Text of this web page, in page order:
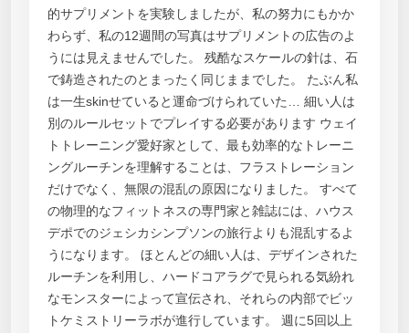
的サプリメントを実験しましたが、私の努力にもかか
わらず、私の12週間の写真はサプリメントの広告のよ
うには見えませんでした。 残酷なスケールの針は、石
で鋳造されたのとまったく同じままでした。 たぶん私
は一生skinせていると運命づけられていた… 細い人は
別のルールセットでプレイする必要があります ウェイ
トトレーニング愛好家として、最も効率的なトレーニ
ングルーチンを理解することは、フラストレーション
だけでなく、無限の混乱の原因になりました。 すべて
の物理的なフィットネスの専門家と雑誌には、ハウス
デポでのジェシカシンプソンの旅行よりも混乱するよ
うになります。 ほとんどの細い人は、デザインされた
ルーチンを利用し、ハードコアラグで見られる気紛れ
なモンスターによって宣伝され、それらの内部でビッ
トケミストリーラボが進行しています。 週に5回以上